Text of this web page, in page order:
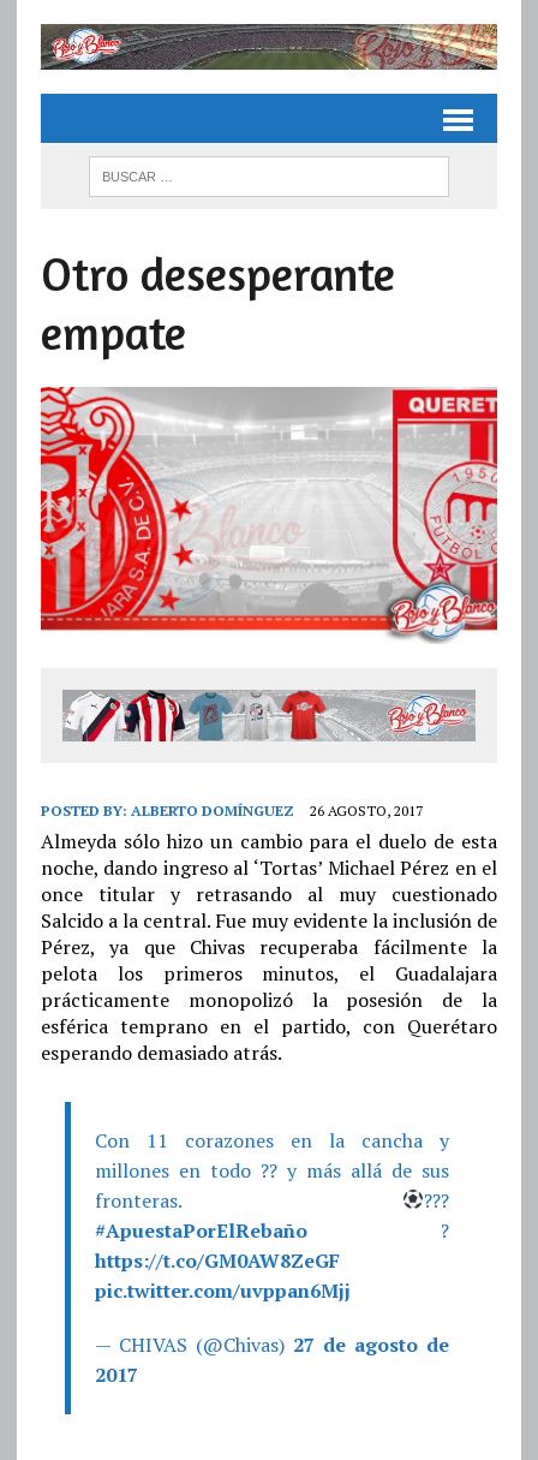
Otro desesperante
empate
POSTED BY: ALBERTO DOMÍNGUEZ 26 AGOSTO, 2017
Almeyda sólo hizo un cambio para el duelo de esta
noche, dando ingreso al ‘Tortas’ Michael Pérez en el
once titular y retrasando al muy cuestionado
Salcido a la central. Fue muy evidente la inclusión de
Pérez, ya que Chivas recuperaba fácilmente la
pelota los primeros minutos, el Guadalajara
prácticamente monopolizó la posesión de la
esférica temprano en el partido, con Querétaro
esperando demasiado atrás.
Con 11 corazones en la cancha y
millones en todo ?? y más allá de sus
fronteras.
???
#ApuestaPorElRebaño?
https://t.co/GM0AW8ZeGF
pic.twitter.com/uvppan6Mjj
— CHIVAS (@Chivas) 27 de agosto de
2017